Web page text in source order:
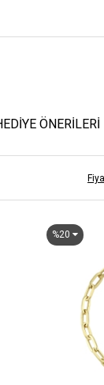
ÖNERILERI
%20